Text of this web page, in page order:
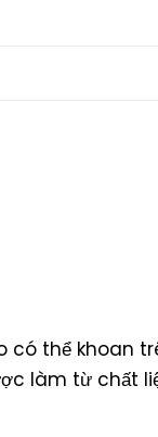
thể khoan
làm từ chất